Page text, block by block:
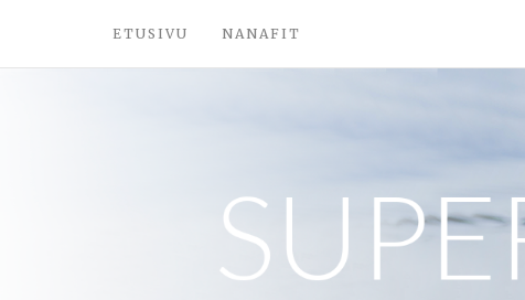
ETUSIVU NANAFIT